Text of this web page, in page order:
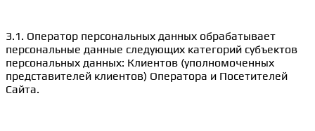
3.1. Оператор персональных данных обрабатывает
персональные данные следующих категорий субъектов
персональных данных: Клиентов (уполномоченных
представителей клиентов) Оператора и Посетителей
Сайта.